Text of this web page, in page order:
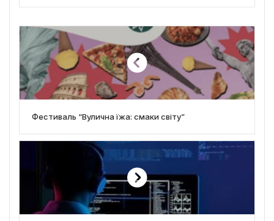
Фестиваль “Вулична їжа: смаки світу”